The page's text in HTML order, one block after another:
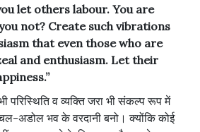
let others labour. You are
not? Create such vibrations
that even those who are
and enthusiasm. Let their
परिस्थिति व व्यक्ति जरा भी संकल्प रूप में
अडोल भव के वरदानी बनो। क्योंकि कोई